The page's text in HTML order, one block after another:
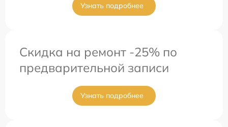
Узнать подробнее
Скидка на ремонт -25% по
предварительной записи
Узнать подробнее